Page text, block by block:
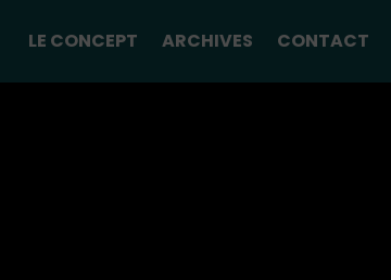
LE CONCEPT ARCHIVES CONTACT